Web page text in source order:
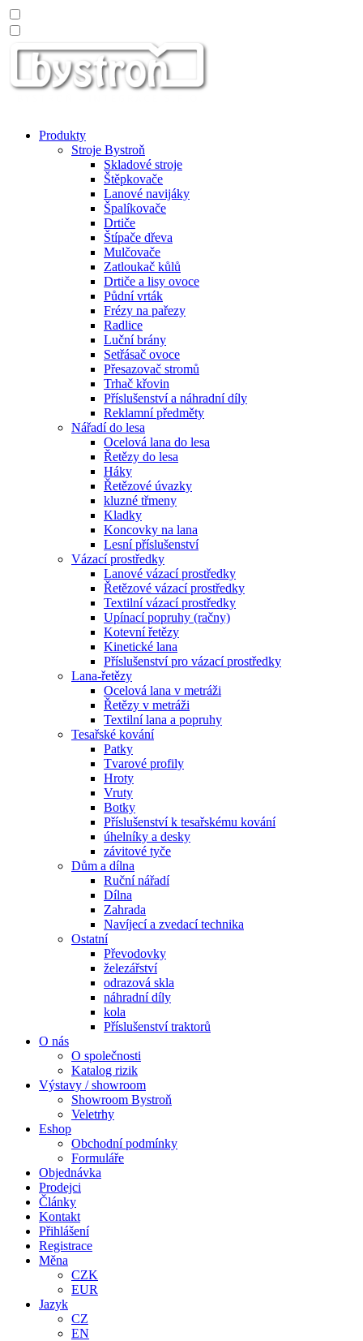
Produkty
Stroje Bystroň
Skladové stroje
Štěpkovače
Lanové navijáky
Špalíkovače
Drtiče
Štípače dřeva
Mulčovače
Zatloukač kůlů
Drtiče a lisy ovoce
Půdní vrták
Frézy na pařezy
Radlice
Luční brány
Setřásač ovoce
Přesazovač stromů
Trhač křovin
Příslušenství a náhradní díly
Reklamní předměty
Nářadí do lesa
Ocelová lana do lesa
Řetězy do lesa
Háky
Řetězové úvazky
kluzné třmeny
Kladky
Koncovky na lana
Lesní příslušenství
Vázací prostředky
Lanové vázací prostředky
Řetězové vázací prostředky
Textilní vázací prostředky
Upínací popruhy (račny)
Kotevní řetězy
Kinetické lana
Příslušenství pro vázací prostředky
Lana-řetězy
Ocelová lana v metráži
Řetězy v metráži
Textilní lana a popruhy
Tesařské kování
Patky
Tvarové profily
Hroty
Vruty
Botky
Příslušenství k tesařskému kování
úhelníky a desky
závitové tyče
Dům a dílna
Ruční nářadí
Dílna
Zahrada
Navíjecí a zvedací technika
Ostatní
Převodovky
železářství
odrazová skla
náhradní díly
kola
Příslušenství traktorů
O nás
O společnosti
Katalog rizik
Výstavy / showroom
Showroom Bystroň
Veletrhy
Eshop
Obchodní podmínky
Formuláře
Objednávka
Prodejci
Články
Kontakt
Přihlášení
Registrace
Měna
CZK
EUR
Jazyk
CZ
EN